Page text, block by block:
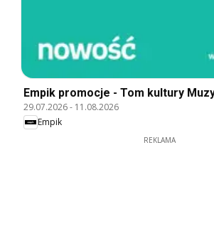
Empik promocje - Tom kultury
29.07.2026- 11.08.2026
Empik
REKLAMA